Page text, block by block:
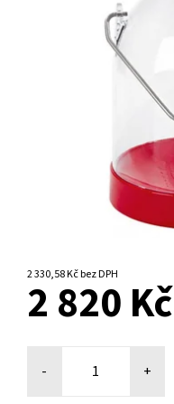
2 330,58 Kč bez DPH
2 820 Kč
- +